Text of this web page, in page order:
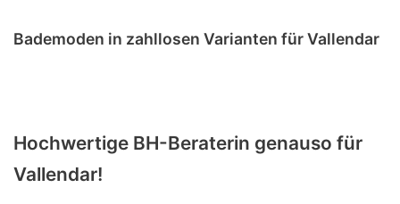
Bademoden in zahllosen Varianten für Vallendar
Hochwertige BH-Beraterin genauso für
Vallendar!